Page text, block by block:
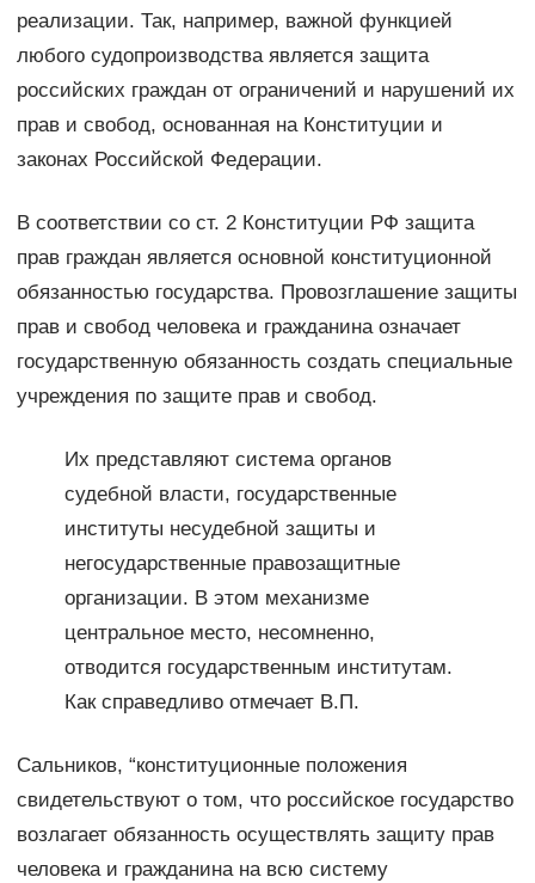
реализации. Так, например, важной функцией
любого судопроизводства является защита
российских граждан от ограничений и нарушений их
прав и свобод, основанная на Конституции и
законах Российской Федерации.
В соответствии со ст. 2 Конституции РФ защита
прав граждан является основной конституционной
обязанностью государства. Провозглашение защиты
прав и свобод человека и гражданина означает
государственную обязанность создать специальные
учреждения по защите прав и свобод.
Их представляют система органов
судебной власти, государственные
институты несудебной защиты и
негосударственные правозащитные
организации. В этом механизме
центральное место, несомненно,
отводится государственным институтам.
Как справедливо отмечает В.П.
Сальников, “конституционные положения
свидетельствуют о том, что российское государство
возлагает обязанность осуществлять защиту прав
человека и гражданина на всю систему